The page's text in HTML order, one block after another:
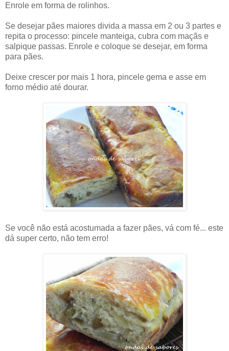
Enrole em forma de rolinhos.
Se desejar pães maiores divida a massa em 2 ou 3 partes e
repita o processo: pincele manteiga, cubra com maçãs e
salpique passas. Enrole e coloque se desejar, em forma
para pães.
Deixe crescer por mais 1 hora, pincele gema e asse em
forno médio até dourar.
Se você não está acostumada a fazer pães, vá com fé... este
dá super certo, não tem erro!